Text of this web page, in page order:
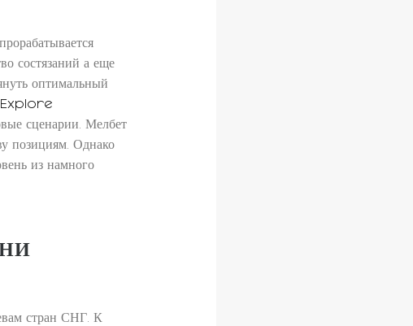
состязаний а еще
оптимальный
Explore
сценарии. Мелбет
позициям. Однако
из намного
стран СНГ. К